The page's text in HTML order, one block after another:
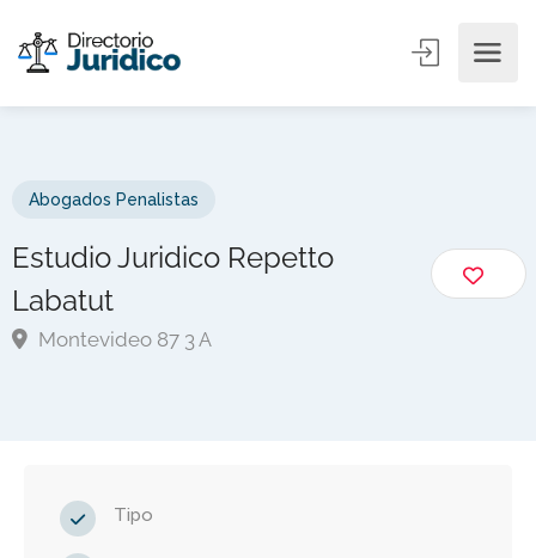
Abogados Penalistas
Estudio Juridico Repetto
Labatut
Montevideo 87 3 A
Tipo